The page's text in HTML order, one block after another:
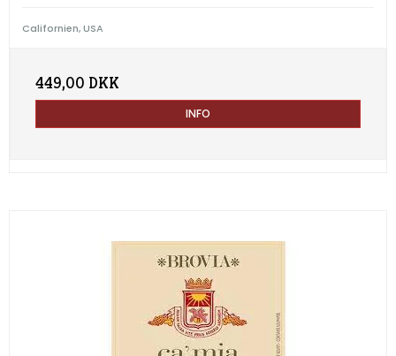
Californien, USA
449,00 DKK
INFO